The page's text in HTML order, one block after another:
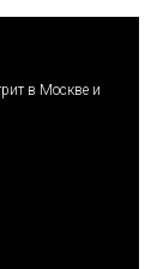
в Москве и